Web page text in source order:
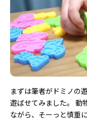
まずは筆者がドミノの
遊ばせてみました。 動
ながら、そーっと慎重